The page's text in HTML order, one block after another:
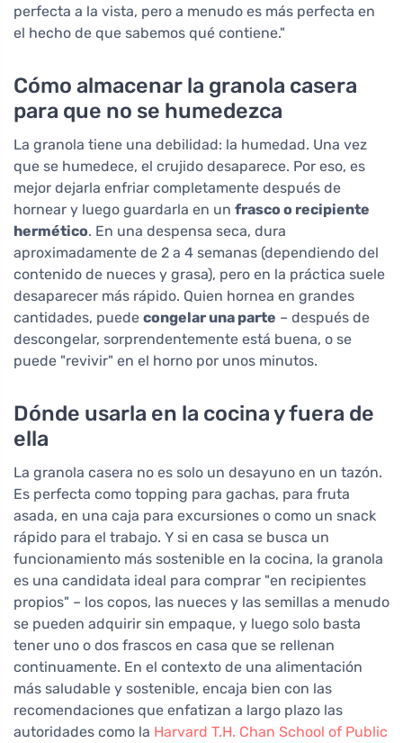
perfecta a la vista, pero a menudo es más perfecta en
el hecho de que sabemos qué contiene."
Cómo almacenar la granola casera
para que no se humedezca
La granola tiene una debilidad: la humedad. Una vez
que se humedece, el crujido desaparece. Por eso, es
mejor dejarla enfriar completamente después de
hornear y luego guardarla en un frasco o recipiente
hermético. En una despensa seca, dura
aproximadamente de 2 a 4 semanas (dependiendo del
contenido de nueces y grasa), pero en la práctica suele
desaparecer más rápido. Quien hornea en grandes
cantidades, puede congelar una parte – después de
descongelar, sorprendentemente está buena, o se
puede "revivir" en el horno por unos minutos.
Dónde usarla en la cocina y fuera de
ella
La granola casera no es solo un desayuno en un tazón.
Es perfecta como topping para gachas, para fruta
asada, en una caja para excursiones o como un snack
rápido para el trabajo. Y si en casa se busca un
funcionamiento más sostenible en la cocina, la granola
es una candidata ideal para comprar "en recipientes
propios" – los copos, las nueces y las semillas a menudo
se pueden adquirir sin empaque, y luego solo basta
tener uno o dos frascos en casa que se rellenan
continuamente. En el contexto de una alimentación
más saludable y sostenible, encaja bien con las
recomendaciones que enfatizan a largo plazo las
autoridades como la Harvard T.H. Chan School of Public